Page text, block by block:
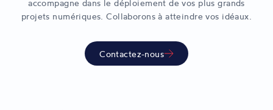
accompagne dans le déploiement de vos plus grands
projets numériques. Collaborons à atteindre vos idéaux.
Contactez-nous